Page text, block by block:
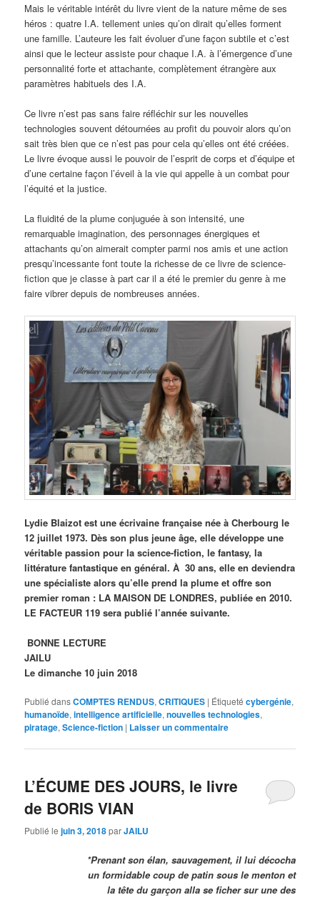
Mais le véritable intérêt du livre vient de la nature même de ses
héros : quatre I.A. tellement unies qu’on dirait qu’elles forment
une famille. L’auteure les fait évoluer d’une façon subtile et c’est
ainsi que le lecteur assiste pour chaque I.A. à l’émergence d’une
personnalité forte et attachante, complètement étrangère aux
paramètres habituels des I.A.
Ce livre n’est pas sans faire réfléchir sur les nouvelles
technologies souvent détournées au profit du pouvoir alors qu’on
sait très bien que ce n’est pas pour cela qu’elles ont été créées.
Le livre évoque aussi le pouvoir de l’esprit de corps et d’équipe et
d’une certaine façon l’éveil à la vie qui appelle à un combat pour
l’équité et la justice.
La fluidité de la plume conjuguée à son intensité, une
remarquable imagination, des personnages énergiques et
attachants qu’on aimerait compter parmi nos amis et une action
presqu’incessante font toute la richesse de ce livre de science-
fiction que je classe à part car il a été le premier du genre à me
faire vibrer depuis de nombreuses années.
Lydie Blaizot est une écrivaine française née à Cherbourg le
12 juillet 1973. Dès son plus jeune âge, elle développe une
véritable passion pour la science-fiction, le fantasy, la
littérature fantastique en général. À 30 ans, elle en deviendra
une spécialiste alors qu’elle prend la plume et offre son
premier roman : LA MAISON DE LONDRES, publiée en 2010.
LE FACTEUR 119 sera publié l’année suivante.
BONNE LECTURE
JAILU
Le dimanche 10 juin 2018
Publié dansCOMPTES RENDUS,CRITIQUES | Étiqueté cybergénie,
humanoïde,intelligence artificielle,nouvelles technologies,
piratage,Science-fiction | Laisser un commentaire
L’ÉCUME DES JOURS, le livre
de BORIS VIAN
Publié lejuin 3, 2018parJAILU
*Prenant son élan, sauvagement, il lui décocha
un formidable coup de patin sous le menton et
la tête du garçon alla se ficher sur une des